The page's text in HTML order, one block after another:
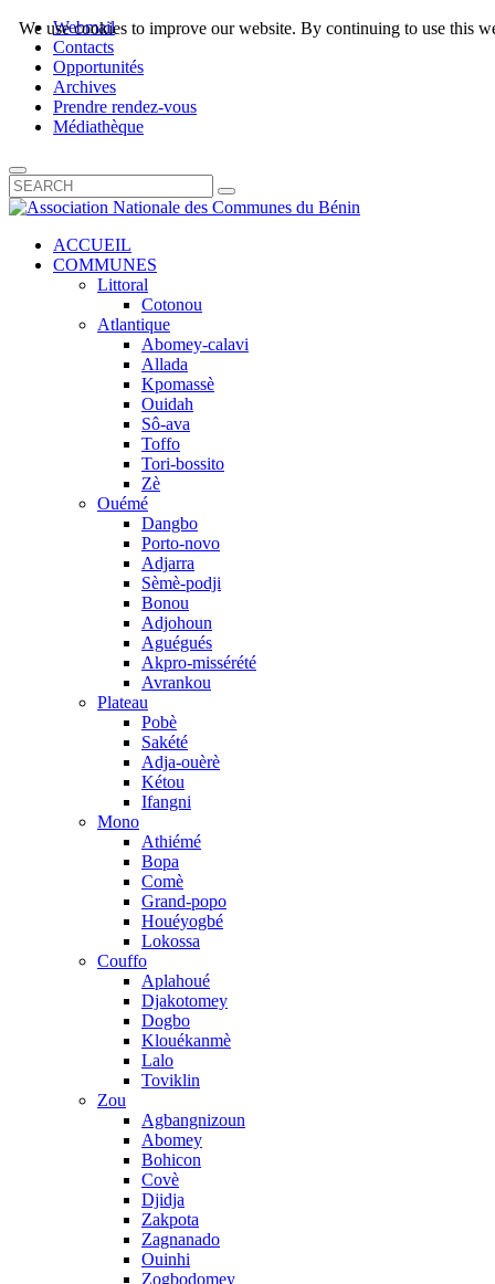
Webmail
Contacts
Opportunités
Archives
Prendre rendez-vous
Médiathèque
ACCUEIL
COMMUNES
Littoral
Cotonou
Atlantique
Abomey-calavi
Allada
Kpomassè
Ouidah
Sô-ava
Toffo
Tori-bossito
Zè
Ouémé
Dangbo
Porto-novo
Adjarra
Sèmè-podji
Bonou
Adjohoun
Aguégués
Akpro-missérété
Avrankou
Plateau
Pobè
Sakété
Adja-ouèrè
Kétou
Ifangni
Mono
Athiémé
Bopa
Comè
Grand-popo
Houéyogbé
Lokossa
Couffo
Aplahoué
Djakotomey
Dogbo
Klouékanmè
Lalo
Toviklin
Zou
Agbangnizoun
Abomey
Bohicon
Covè
Djidja
Zakpota
Zagnanado
Ouinhi
Zogbodomey
We use cookies to improve our website. By continuing to use this